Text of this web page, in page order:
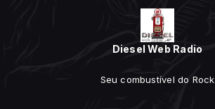
Diesel Web Radio
Seu combustível do Rock